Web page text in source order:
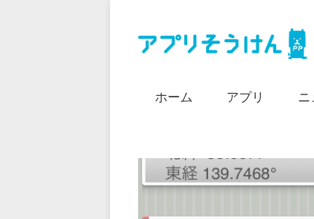
ホーム アプリ ニ